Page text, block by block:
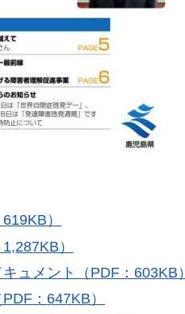
）
）
ュメント（PDF：603KB）
：647KB）